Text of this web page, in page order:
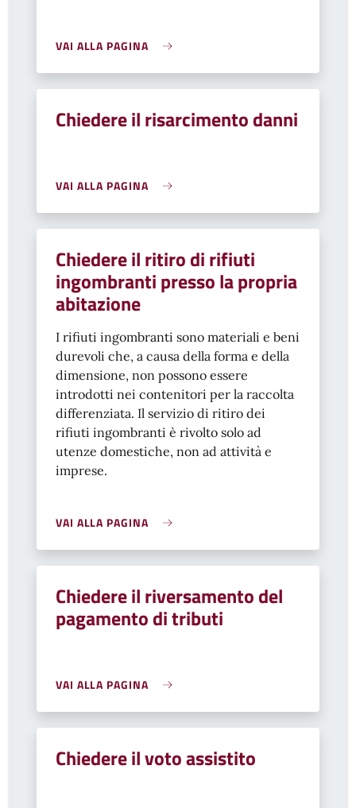
VAI ALLA PAGINA
Chiedere il risarcimento danni
VAI ALLA PAGINA
Chiedere il ritiro di rifiuti
ingombranti presso la propria
abitazione
I rifiuti ingombranti sono materiali e beni
durevoli che, a causa della forma e della
dimensione, non possono essere
introdotti nei contenitori per la raccolta
differenziata. Il servizio di ritiro dei
rifiuti ingombranti è rivolto solo ad
utenze domestiche, non ad attività e
imprese.
VAI ALLA PAGINA
Chiedere il riversamento del
pagamento di tributi
VAI ALLA PAGINA
Chiedere il voto assistito